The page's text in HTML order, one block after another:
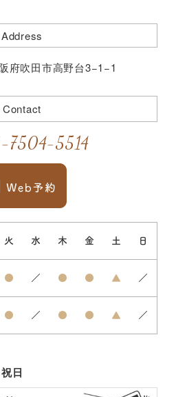
Address
府吹田市高野台3−1−1
Contact
7504-5514
火 水 木 金 土 日
● ／ ● ● ▲ ／
● ／ ● ● ▲ ／
日